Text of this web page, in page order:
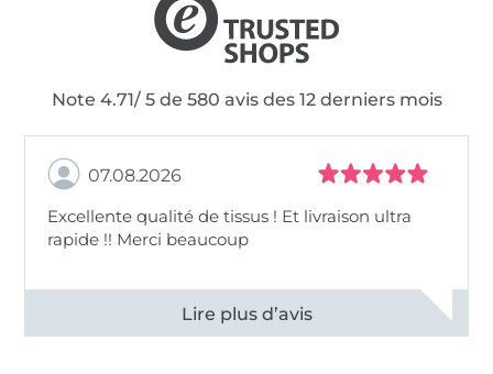
Note 4.71/ 5 de 580 avis des 12 derniers mois
07.08.2026
Excellente qualité de tissus ! Et livraison ultra
rapide !! Merci beaucoup
Voir tous les 11497 commentaires